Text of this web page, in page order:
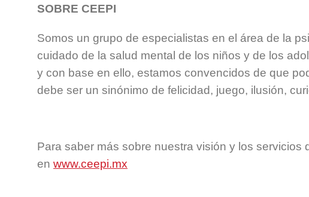
SOBRE CEEPI
Somos un grupo de especialistas en el área de la
cuidado de la salud mental de los niños y de los
y con base en ello, estamos convencidos de que
debe ser un sinónimo de felicidad, juego, ilusión,
Para saber más sobre nuestra visión y los
en www.ceepi.mx